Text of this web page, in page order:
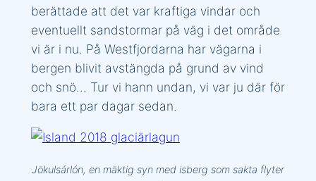
berättade att det var kraftiga vindar och
eventuellt sandstormar på väg i det område
vi är i nu. På Westfjordarna har vägarna i
bergen blivit avstängda på grund av vind
och snö… Tur vi hann undan, vi var ju där för
bara ett par dagar sedan.
Jökulsárlón, en mäktig syn med isberg som sakta flyter